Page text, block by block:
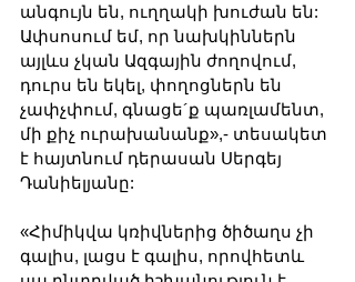
անգույն են, ուղղակի խուժան են:
Ափսոսում եմ, որ նախկիններն
այլևս չկան Ազգային ժողովում,
դուրս են եկել, փողոցներն են
չափչփում, գնացե´ք պառլամենտ,
մի քիչ ուրախանանք»,- տեսակետ
է հայտնում դերասան Սերգեյ
Դանիելյանը:
«Հիմիկվա կռիվներից ծիծաղս չի
գալիս, լացս է գալիս, որովհետև